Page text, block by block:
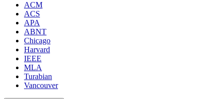
ACM
ACS
APA
ABNT
Chicago
Harvard
IEEE
MLA
Turabian
Vancouver